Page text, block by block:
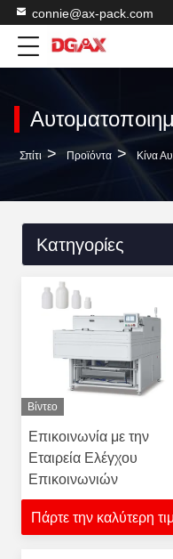
connie@ax-pack.com
Σπίτι > Προϊόντα > Κίνα
Κατηγορίες
Βίντεο
Επικοινωνία με την
Εταιρεία Ελέγχου
Επικοινωνιών
Πάρτε την καλύτερη